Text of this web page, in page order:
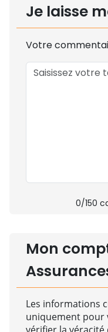
Je laisse
Votre
0/150
Mon
Les informations
uniquement pour
vérifier la véracité